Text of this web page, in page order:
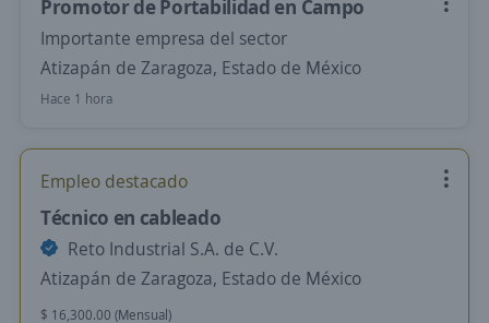
Promotor de Portabilidad en Campo
Importante empresa del sector
Atizapán de Zaragoza, Estado de México
Hace 1 hora
Empleo destacado
Técnico en cableado
Reto Industrial S.A. de C.V.
Atizapán de Zaragoza, Estado de México
$ 16,300.00 (Mensual)